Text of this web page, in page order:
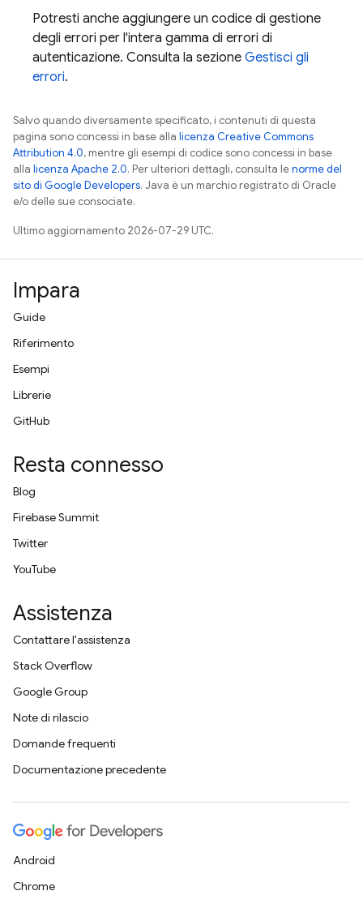
Potresti anche aggiungere un codice di gestione
degli errori per l'intera gamma di errori di
autenticazione. Consulta la sezione Gestisci gli
errori.
Salvo quando diversamente specificato, i contenuti di questa
pagina sono concessi in base alla licenza Creative Commons
Attribution 4.0, mentre gli esempi di codice sono concessi in base
alla licenza Apache 2.0. Per ulteriori dettagli, consulta lenorme del
sito di Google Developers. Java è un marchio registrato di Oracle
e/o delle sue consociate.
Ultimo aggiornamento 2026-07-29 UTC.
Impara
Guide
Riferimento
Esempi
Librerie
GitHub
Resta connesso
Blog
Firebase Summit
Twitter
YouTube
Assistenza
Contattare l'assistenza
Stack Overflow
Google Group
Note di rilascio
Domande frequenti
Documentazione precedente
Android
Chrome